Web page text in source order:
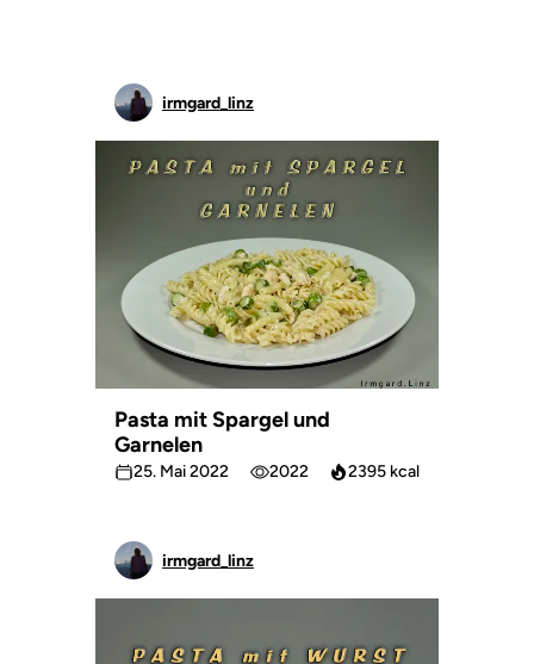
irmgard_linz
Pasta mit Spargel und
Garnelen
25. Mai 2022 2022 2395 kcal
irmgard_linz